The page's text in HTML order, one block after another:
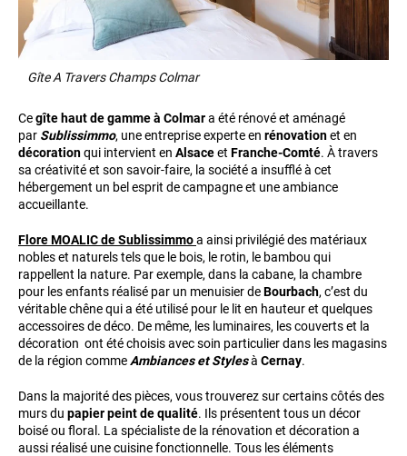
Gîte A Travers Champs Colmar
Cegîte haut de gamme à Colmara été rénové et aménagé
par Sublissimmo, une entreprise experte en rénovationet en
décorationqui intervient en Alsaceet Franche-Comté. À travers
sa créativité et son savoir-faire, la société a insufflé à cet
hébergement un bel esprit de campagne et une ambiance
accueillante.
Flore MOALIC de Sublissimmoa ainsi privilégié des matériaux
nobles et naturels tels que le bois, le rotin, le bambou qui
rappellent la nature. Par exemple, dans la cabane, la chambre
pour les enfants réalisé par un menuisier deBourbach, c’est du
véritable chêne qui a été utilisé pour le lit en hauteur et quelques
accessoires de déco. De même, les luminaires, les couverts et la
décoration ont été choisis avec soin particulier dans les magasins
de la région comme Ambiances et Stylesà Cernay.
Dans la majorité des pièces, vous trouverez sur certains côtés des
murs du papier peint de qualité. Ils présentent tous un décor
boisé ou floral. La spécialiste de la rénovation et décoration a
aussi réalisé une cuisine fonctionnelle. Tous les éléments